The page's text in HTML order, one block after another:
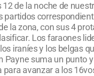
12 de la noche de
partidos
la zona, con sus 4
Los faraones
iraníes y los belgas
Payne suma un punto
para avanzar a los